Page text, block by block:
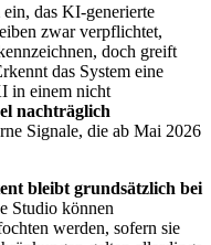
das KI-generierte
zwar verpflichtet,
doch greift
das System eine
in einem nicht
nachträglich
Signale, die ab Mai 2026
bleibt grundsätzlich bei
Studio können
werden, sofern sie